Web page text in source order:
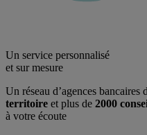
Un service personnalisé
et sur mesure
Un réseau d’agences
territoire et plus de 2000
à votre écoute